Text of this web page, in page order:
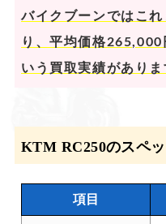
バイクブーンではこ
り、平均価格
いう買取実績がありま
KTM RC250のスペ
項目